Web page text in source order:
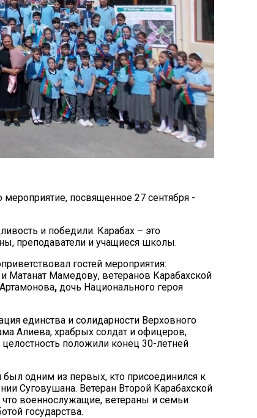
посвященное 27 сентября -
и победили. Карабах – это
преподаватели и учащиеся школы.
гостей мероприятия:
Мамедову, ветеранов Карабахской
,дочь Национального героя
единства и солидарности Верховного
Алиева, храбрых солдат и офицеров,
положили конец 30-летней
одним из первых, кто присоединился к
Суговушана. Ветеран Второй Карабахской
военнослужащие, ветераны и семьи
государства.